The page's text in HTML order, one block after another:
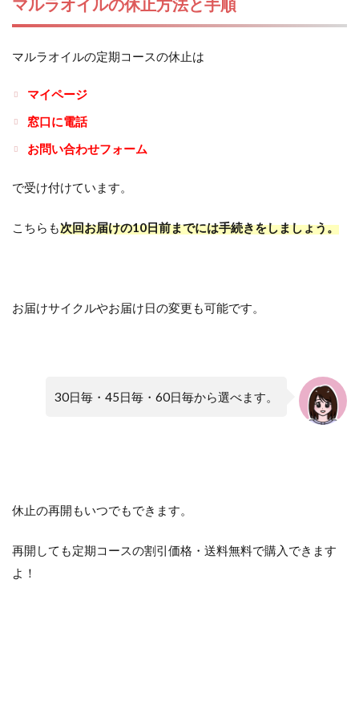
マルラオイルの休止方法と手順
マルラオイルの定期コースの休止は
マイページ
窓口に電話
お問い合わせフォーム
で受け付けています。
こちらも次回お届けの10日前までには手続きをしましょう。
お届けサイクルやお届け日の変更も可能です。
30日毎・45日毎・60日毎から選べます。
休止の再開もいつでもできます。
再開しても定期コースの割引価格・送料無料で購入できます
よ！